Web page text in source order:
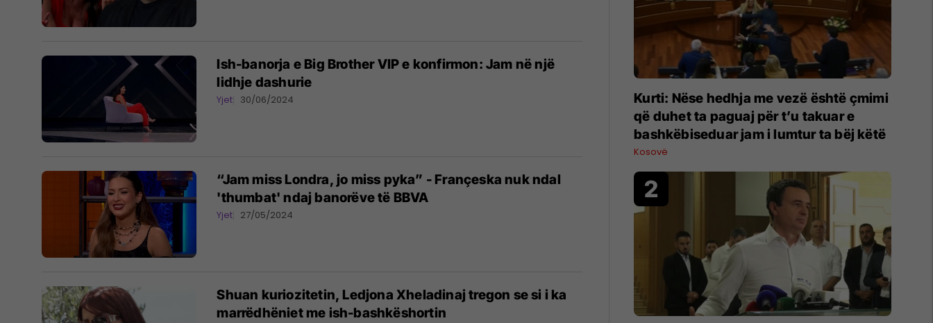
Ish-banorja e Big Brother VIP e konfirmon: Jam në një
lidhje dashurie
Yjet 30/06/2024
“Jam miss Londra, jo miss pyka” - Françeska nuk ndal
'thumbat' ndaj banorëve të BBVA
Yjet 27/05/2024
Shuan kuriozitetin, Ledjona Xheladinaj tregon se si i ka
marrëdhëniet me ish-bashkëshortin
Kurti: Nëse hedhja me vezë është çmimi
që duhet ta paguaj për t’u takuar e
bashkëbiseduar jam i lumtur ta bëj këtë
Kosovë